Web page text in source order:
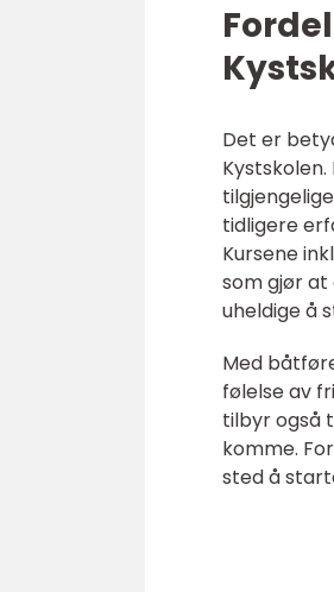
Det er
tidligere
Kursene
som gjør
uheldige å
Med
følelse av
tilbyr også
komme.
sted å